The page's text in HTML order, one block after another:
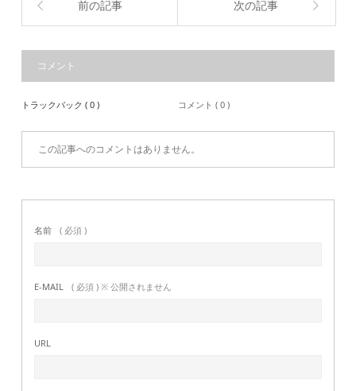
前の記事 次の記事
コメント
トラックバック ( 0 ) コメント ( 0 )
この記事へのコメントはありません。
名前 ( 必須 )
E-MAIL ( 必須 ) ※ 公開されません
URL